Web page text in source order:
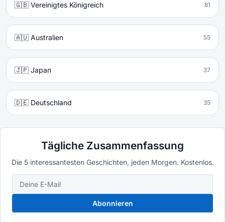
🇬🇧 Vereinigtes Königreich 81
🇦🇺 Australien 55
🇯🇵 Japan 37
🇩🇪 Deutschland 35
Tägliche Zusammenfassung
Die 5 interessantesten Geschichten, jeden Morgen. Kostenlos.
Abonnieren